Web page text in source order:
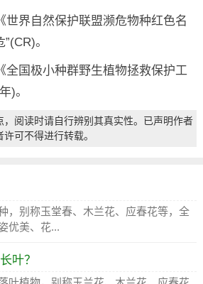
世界自然保护联盟濒危物种红色名
。
全国极小种群野生植物拯救保护工
)。
阅读时请自行辨别其真实性。已声明作者
可不得进行转载。
，别称玉堂春、木兰花、应春花等，全
优美、花...
叶？